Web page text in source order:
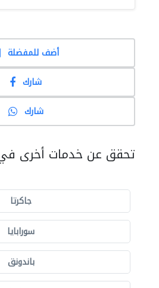
أضف للمفضلة
شارك
شارك
تحقق عن خدمات أخرى في
جاكرتا
سورابايا
باندونق